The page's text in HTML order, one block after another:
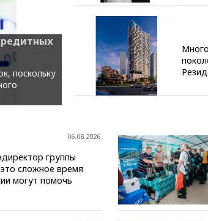
поскольку
06.08.2026
группы
сложное время
могут помочь